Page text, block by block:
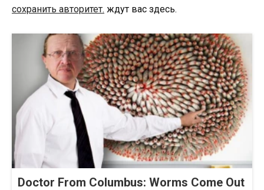
сохранить авторитет. ждут вас здесь.
Doctor From Columbus: Worms Come Out